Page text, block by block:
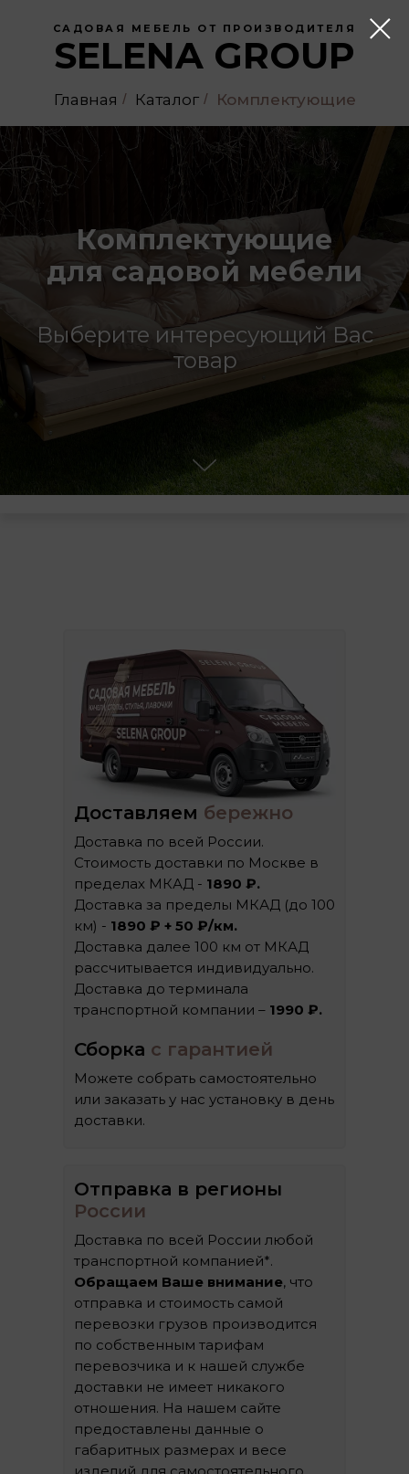
САДОВАЯ МЕБЕЛЬ ОТ ПРОИЗВОДИТЕЛЯ
SELENA GROUP
Главная / Каталог / Комплектующие
Комплектующие
для садовой мебели
Выберите интересующий Вас
товар
Доставляем бережно
Доставка по всей России.
Стоимость доставки по Москве в
пределах МКАД - 1890 ₽.
Доставка за пределы МКАД (до 100
км) - 1890 ₽ + 50 ₽/км.
Доставка далее 100 км от МКАД
рассчитывается индивидуально.
Доставка до терминала
транспортной компании – 1990 ₽.
Сборка с гарантией
Можете собрать самостоятельно
или заказать у нас установку в день
доставки.
Доставка по всей России любой
транспортной компанией*.
Обращаем Ваше внимание, что
отправка и стоимость самой
перевозки грузов производится
по собственным тарифам
перевозчика и к нашей службе
доставки не имеет никакого
отношения. На нашем сайте
предоставлены данные о
габаритных размерах и весе
изделий для самостоятельного
Отправка в регионы
России